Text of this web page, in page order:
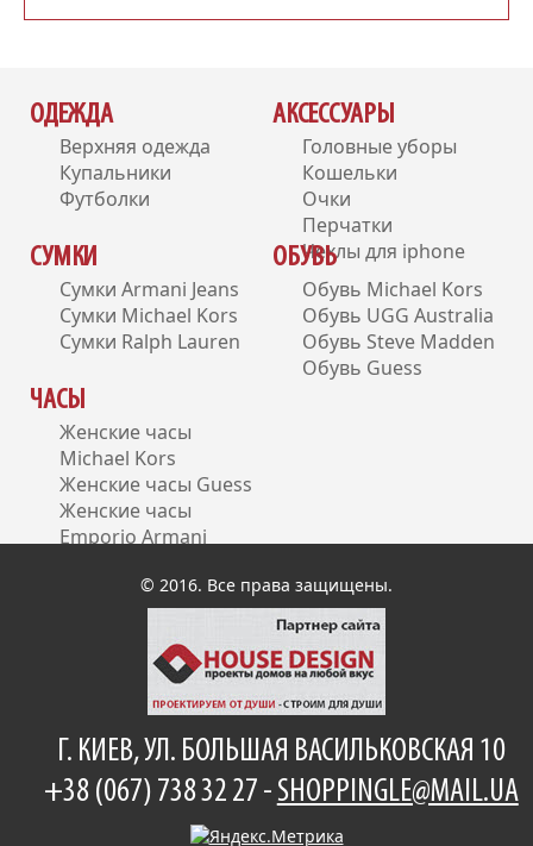
ОДЕЖДА
Верхняя одежда
Купальники
Футболки
АКСЕССУАРЫ
Головные уборы
Кошельки
Очки
Перчатки
Чехлы для iphone
СУМКИ
Сумки Armani Jeans
Сумки Michael Kors
Сумки Ralph Lauren
ОБУВЬ
Обувь Michael Kors
Обувь UGG Australia
Обувь Steve Madden
Обувь Guess
ЧАСЫ
Женские часы
Michael Kors
Женские часы Guess
Женские часы
Emporio Armani
© 2016. Все права защищены.
Г. КИЕВ, УЛ. БОЛЬШАЯ ВАСИЛЬКОВСКАЯ 10
+38 (067) 738 32 27 - SHOPPINGLE@MAIL.UA